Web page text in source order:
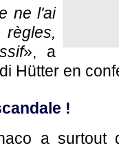
ne l'ai
», a
Hütter en
!
a